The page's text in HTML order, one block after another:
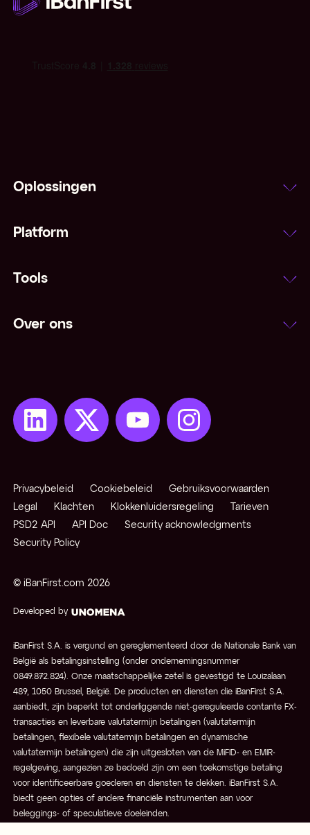
Oplossingen
Platform
Tools
Over ons
© iBanFirst.com 2026
Developed by
Privacybeleid Cookiebeleid
Gebruiksvoorwaarden
Legal
Klachten Klokkenluidersregeling
Tarieven
PSD2 API
API Doc
Security acknowledgments
Security Policy
iBanFirst S.A. is vergund en gereglementeerd door de Nationale Bank van
België als betalingsinstelling (onder ondernemingsnummer
0849.872.824). Onze maatschappelijke zetel is gevestigd te Louizalaan
489, 1050 Brussel, België. De producten en diensten die iBanFirst S.A.
aanbiedt, zijn beperkt tot onderliggende niet-gereguleerde contante FX-
transacties en leverbare valutatermijn betalingen (valutatermijn
betalingen, flexibele valutatermijn betalingen en dynamische
valutatermijn betalingen) die zijn uitgesloten van de MiFID- en EMIR-
regelgeving, aangezien ze bedoeld zijn om een toekomstige betaling
voor identificeerbare goederen en diensten te dekken. iBanFirst S.A.
biedt geen opties of andere financiële instrumenten aan voor
beleggings- of speculatieve doeleinden.